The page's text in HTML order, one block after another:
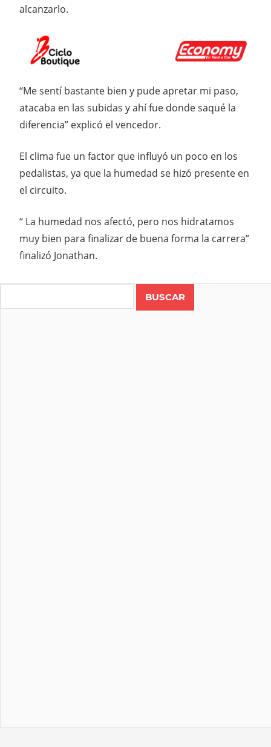
alcanzarlo.
“Me sentí bastante bien y pude apretar mi paso,
atacaba en las subidas y ahí fue donde saqué la
diferencia” explicó el vencedor.
El clima fue un factor que influyó un poco en los
pedalistas, ya que la humedad se hizó presente en
el circuito.
“ La humedad nos afectó, pero nos hidratamos
muy bien para finalizar de buena forma la carrera”
finalizó Jonathan.